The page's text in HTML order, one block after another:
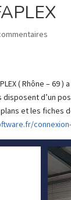
( Rhône –
d’un
et les fiches